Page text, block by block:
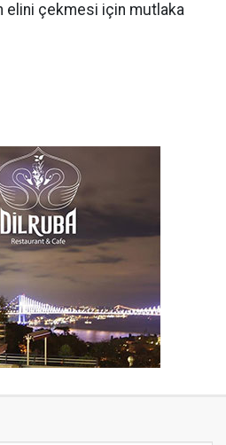
elini çekmesi için mutlaka